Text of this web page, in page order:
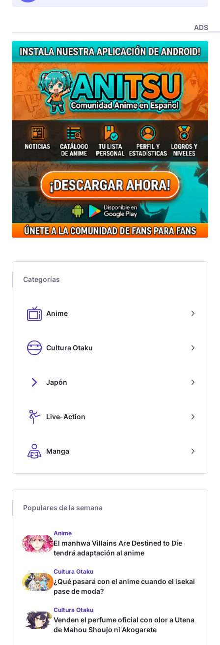
ADS
Categorías
Anime
Cultura Otaku
Japón
Live-Action
Manga
Populares de la semana
Anime
El manhwa Villains Are Destined to Die
tendrá adaptación al anime
Cultura Otaku
¿Qué pasará con el anime cuando el isekai
pase de moda?
Cultura Otaku
Venden el perfume oficial con olor a Utena
de Mahou Shoujo ni Akogarete